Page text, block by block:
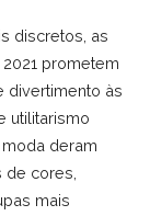
discretos, as
prometem
divertimento às
utilitarismo
deram
cores,
mais